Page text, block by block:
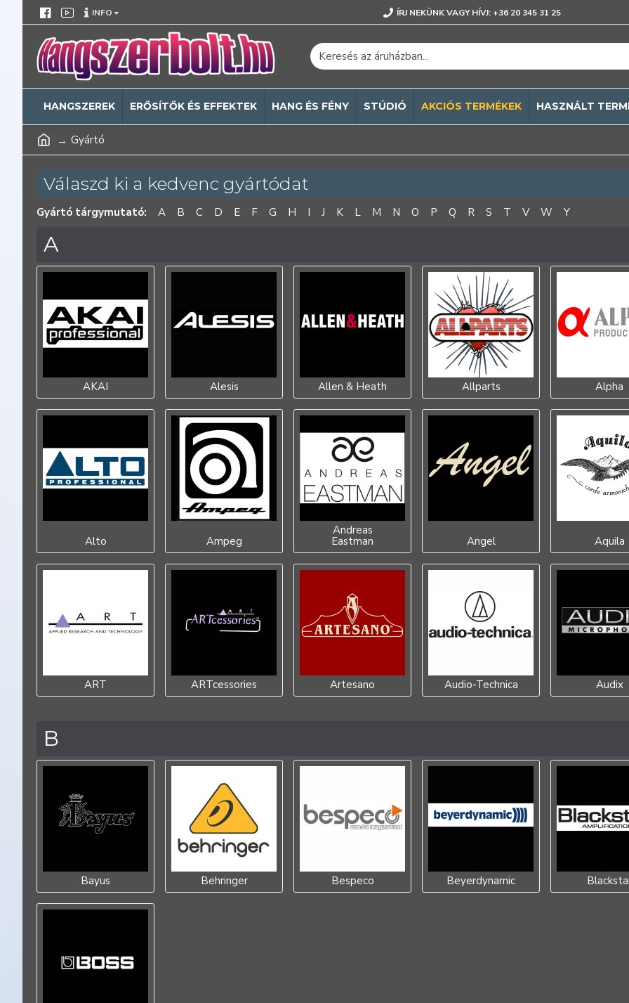
INFO ÍRJ NEKÜNK VAGY HÍVJ: +36 20 345 31 25
HANGSZEREK ERŐSÍTŐK ÉS EFFEKTEK HANG ÉS FÉNY STÚDIÓ AKCIÓS TERMÉKEK HASZNÁLT
Gyártó
Válaszd ki a kedvenc gyártódat
Gyártó tárgymutató: A B C D E F G H I J K L M N O P Q R S T V W Y
A
AKAI Alesis Allen & Heath Allparts Alpha
Alto Ampeg
Andreas
Eastman
Angel Aquila
ART ARTcessories Artesano Audio-Technica Audix
B
Bayus Behringer Bespeco Beyerdynamic
9